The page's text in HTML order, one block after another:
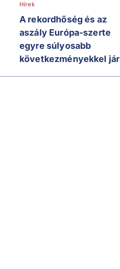
Hírek
A rekordhőség és az
aszály Európa-szerte
egyre súlyosabb
következményekkel jár